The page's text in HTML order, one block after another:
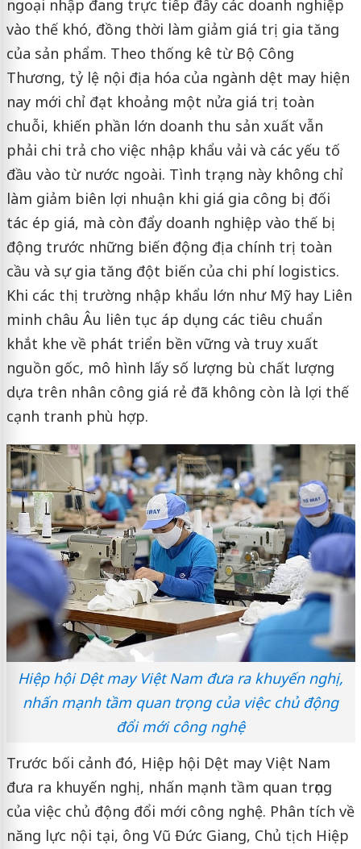
ngoại nhập đang trực tiếp đẩy các doanh nghiệp
vào thế khó, đồng thời làm giảm giá trị gia tăng
của sản phẩm. Theo thống kê từ Bộ Công
Thương, tỷ lệ nội địa hóa của ngành dệt may hiện
nay mới chỉ đạt khoảng một nửa giá trị toàn
chuỗi, khiến phần lớn doanh thu sản xuất vẫn
phải chi trả cho việc nhập khẩu vải và các yếu tố
đầu vào từ nước ngoài. Tình trạng này không chỉ
làm giảm biên lợi nhuận khi giá gia công bị đối
tác ép giá, mà còn đẩy doanh nghiệp vào thế bị
động trước những biến động địa chính trị toàn
cầu và sự gia tăng đột biến của chi phí logistics.
Khi các thị trường nhập khẩu lớn như Mỹ hay Liên
minh châu Âu liên tục áp dụng các tiêu chuẩn
khắt khe về phát triển bền vững và truy xuất
nguồn gốc, mô hình lấy số lượng bù chất lượng
dựa trên nhân công giá rẻ đã không còn là lợi thế
cạnh tranh phù hợp.
Hiệp hội Dệt may Việt Nam đưa ra khuyến nghị,
nhấn mạnh tầm quan trọng của việc chủ động
đổi mới công nghệ
Trước bối cảnh đó, Hiệp hội Dệt may Việt Nam
đưa ra khuyến nghị, nhấn mạnh tầm quan trọng
của việc chủ động đổi mới công nghệ. Phân tích về
năng lực nội tại, ông Vũ Đức Giang, Chủ tịch Hiệp